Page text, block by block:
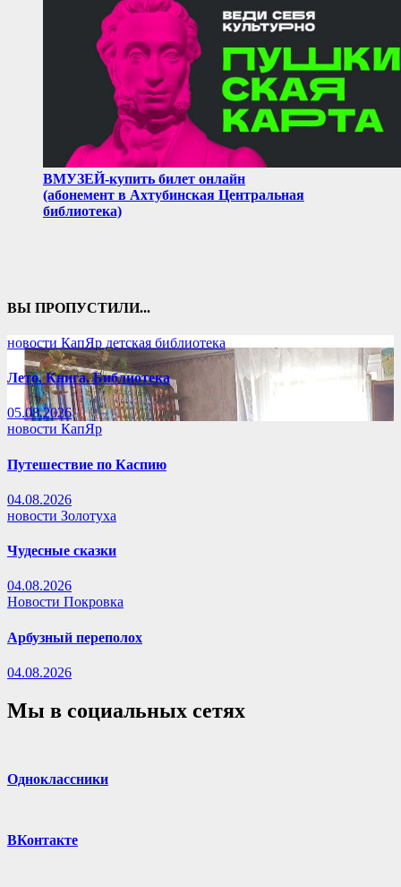
ВМУЗЕЙ-купить билет онлайн
(абонемент в Ахтубинская Центральная
библиотека)
ВЫ ПРОПУСТИЛИ...
новости КапЯр детская библиотека
Лето. Книга. Библиотека
05.08.2026
новости КапЯр
Путешествие по Каспию
04.08.2026
новости Золотуха
Чудесные сказки
04.08.2026
Новости Покровка
Арбузный переполох
04.08.2026
Мы в социальных сетях
Одноклассники
ВКонтакте